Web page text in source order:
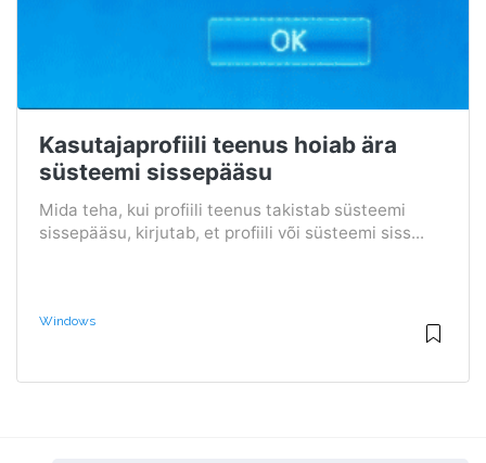
Kasutajaprofiili teenus hoiab ära
süsteemi sissepääsu
Mida teha, kui profiili teenus takistab süsteemi
sissepääsu, kirjutab, et profiili või süsteemi siss...
Windows